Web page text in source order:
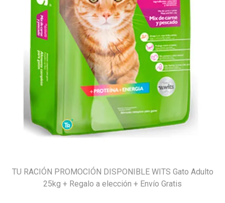
TU RACIÓN PROMOCIÓN DISPONIBLE WITS Gato Adulto
25kg + Regalo a elección + Envío Gratis